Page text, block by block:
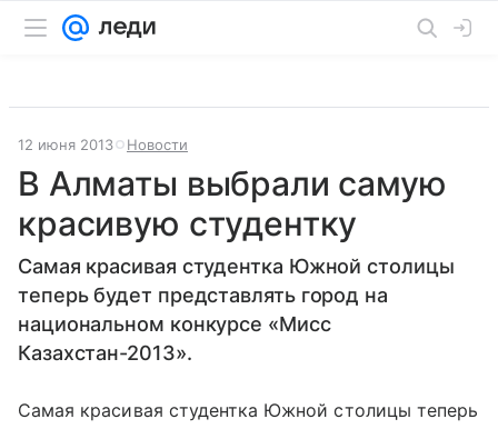
12 июня 2013 Новости
В Алматы выбрали самую
красивую студентку
Самая красивая студентка Южной столицы
теперь будет представлять город на
национальном конкурсе «Мисс
Казахстан-2013».
Самая красивая студентка Южной столицы теперь